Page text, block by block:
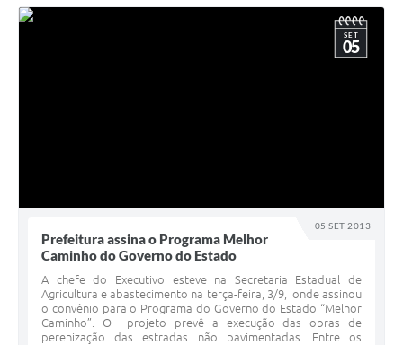
05 SET 2013
SET
05
Prefeitura assina o Programa Melhor
Caminho do Governo do Estado
A chefe do Executivo esteve na Secretaria Estadual de
Agricultura e abastecimento na terça-feira, 3/9, onde assinou
o convênio para o Programa do Governo do Estado “Melhor
Caminho”. O projeto prevê a execução das obras de
perenização das estradas não pavimentadas. Entre os